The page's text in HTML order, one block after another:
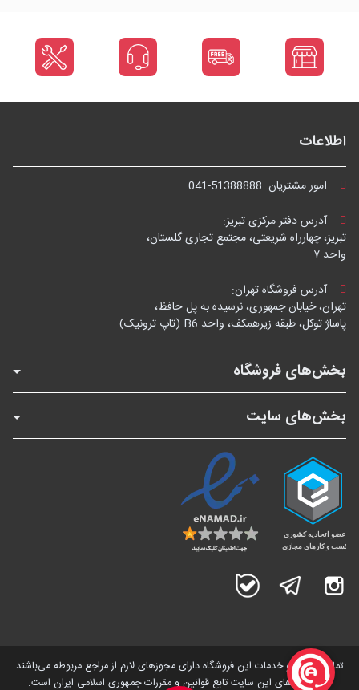
اطلاعات
امور مشتریان: 041-51388888
آدرس دفتر مرکزی تبریز:
تبریز، چهارراه شریعتی، مجتمع تجاری گلستان،
واحد ۷
آدرس فروشگاه تهران:
تهران، خیابان جمهوری، نرسیده به پل حافظ،
پاساژ توکل، طبقه زیرهمکف، واحد B6 (تاپ ترونیک)
بخش‌های فروشگاه
بخش‌های سایت
اینستاگرام تلگرام
تمامی کالاها و خدمات این فروشگاه دارای مجوز‌های لازم از مراجع مربوطه می‌باشند
و فعالیت های این سایت تابع قوانین و مقررات جمهوری اسلامی ایران است.